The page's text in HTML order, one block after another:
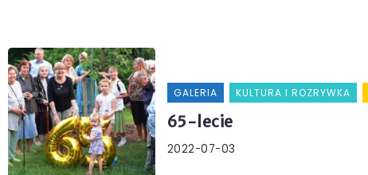
GALERIA KULTURA I ROZRYWKA
65-lecie
2022-07-03